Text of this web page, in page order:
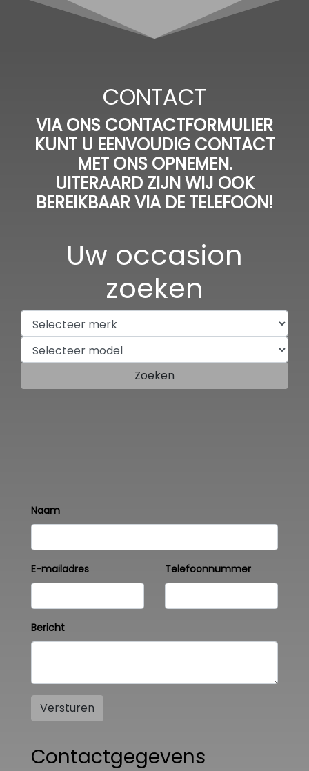
CONTACT
VIA ONS CONTACTFORMULIER
KUNT U EENVOUDIG CONTACT
MET ONS OPNEMEN.
UITERAARD ZIJN WIJ OOK
BEREIKBAAR VIA DE TELEFOON!
Uw occasion
zoeken
Zoeken
Naam
E-mailadres Telefoonnummer
Bericht
Versturen
Contactgegevens